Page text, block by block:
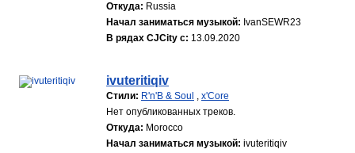
Откуда: Russia
Начал заниматься музыкой: IvanSEWR23
В рядах CJCity с: 13.09.2020
ivuteritiqiv
Стили: R'n'B & Soul , x'Core
Нет опубликованных треков.
Откуда: Morocco
Начал заниматься музыкой: ivuteritiqiv